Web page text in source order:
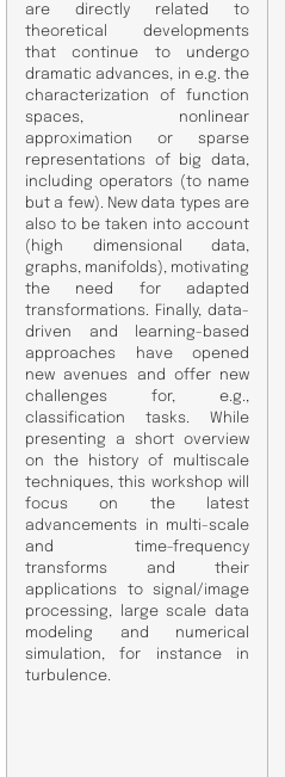
are directly related to
theoretical developments
that continue to undergo
dramatic advances, in e.g. the
characterization of function
spaces, nonlinear
approximation or sparse
representations of big data,
including operators (to name
but a few). New data types are
also to be taken into account
(high dimensional data,
graphs, manifolds), motivating
the need for adapted
transformations. Finally, data-
driven and learning-based
approaches have opened
new avenues and offer new
challenges for, e.g.,
classification tasks. While
presenting a short overview
on the history of multiscale
techniques, this workshop will
focus on the latest
advancements in multi-scale
and time-frequency
transforms and their
applications to signal/image
processing, large scale data
modeling and numerical
simulation, for instance in
turbulence.